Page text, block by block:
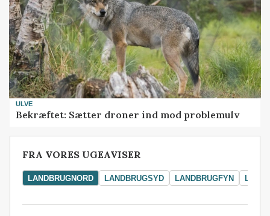
ULVE
Bekræftet: Sætter droner ind mod problemulv
FRA VORES UGEAVISER
LANDBRUGNORD LANDBRUGSYD LANDBRUGFYN